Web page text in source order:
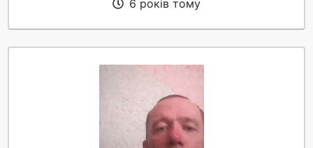
6 років тому